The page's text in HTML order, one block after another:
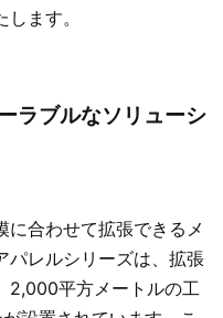
ます。
ラブルなソリューシ
に合わせて拡張できるメ
パレルシリーズは、拡張
2,000平方メートルの工